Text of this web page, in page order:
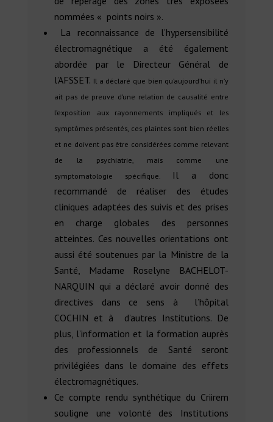
nommées « points noirs ».
La reconnaissance de l’hypersensibilité
électromagnétique a été également
abordée par le Directeur Général de
l’AFSSET. Il a déclaré que bien qu’aujourd’hui il n’y
ait pas de preuve d’une relation de causalité entre
l’exposition aux rayonnements impliqués et les
symptômes présentés, ces plaintes sont bien réelles
et ne doivent pas ètre considérées comme relevant
de la psychiatrie, mais comme une
symptomatologie spécifique.
Il a donc
recommandé de réaliser des études
cliniques adaptées des suivis et des prises
en charge globales des personnes
atteintes. Ces nouvelles orientations ont
aussi été soutenues par la Ministre de la
Santé, Madame Roselyne BACHELOT-
NARQUIN qui a déclaré avoir donné des
directives dans ce sens à l’hôpital
COCHIN et à d’autres Institutions. De
plus, l’information et la formation auprès
des professionnels de Santé seront
privilégiées dans le domaine des effets
électromagnétiques.
Ce compte rendu synthétique du Criirem
souligne une volonté des Institutions